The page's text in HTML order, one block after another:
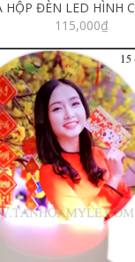
HỘP ĐÈN LED HÌNH
115,000₫